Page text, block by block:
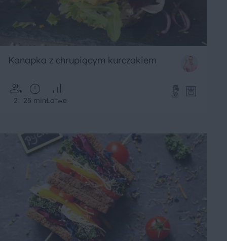
Kanapka z chrupiącym kurczakiem
2 25 minŁatwe